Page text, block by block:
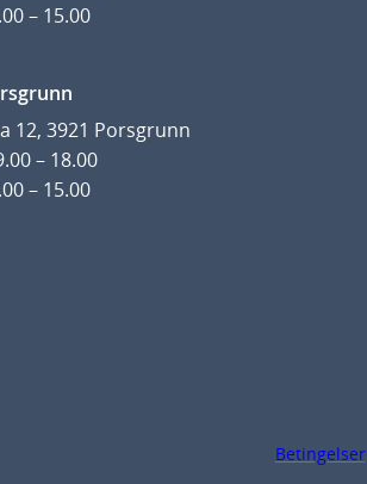
– 15.00
12, 3921 Porsgrunn
– 18.00
– 15.00
Betingelser